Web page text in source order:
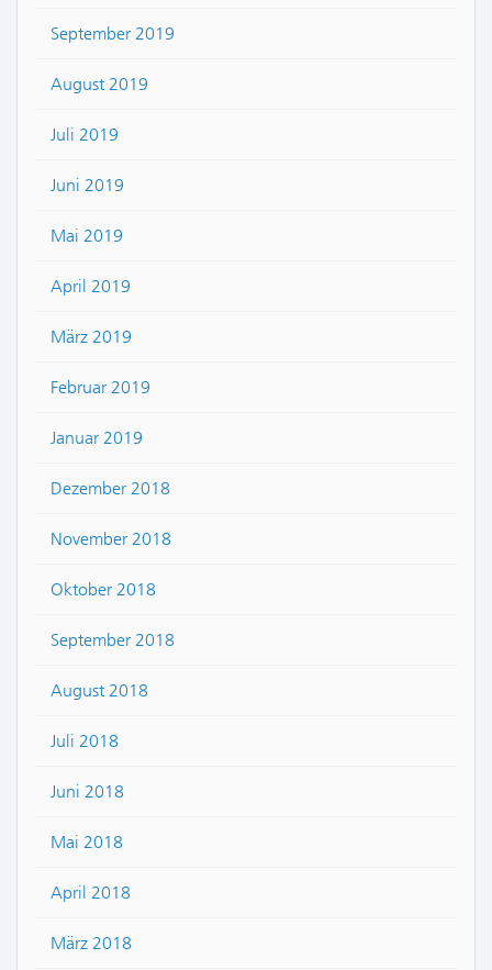
September 2019
August 2019
Juli 2019
Juni 2019
Mai 2019
April 2019
März 2019
Februar 2019
Januar 2019
Dezember 2018
November 2018
Oktober 2018
September 2018
August 2018
Juli 2018
Juni 2018
Mai 2018
April 2018
März 2018